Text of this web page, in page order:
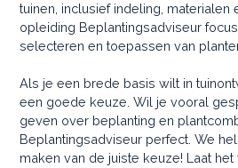
tuinen, inclusief indeling, materialen
opleiding Beplantingsadviseur
selecteren en toepassen van
Als je een brede basis wilt in
een goede keuze. Wil je vooral
geven over beplanting en
Beplantingsadviseur perfect. We
maken van de juiste keuze! Laat